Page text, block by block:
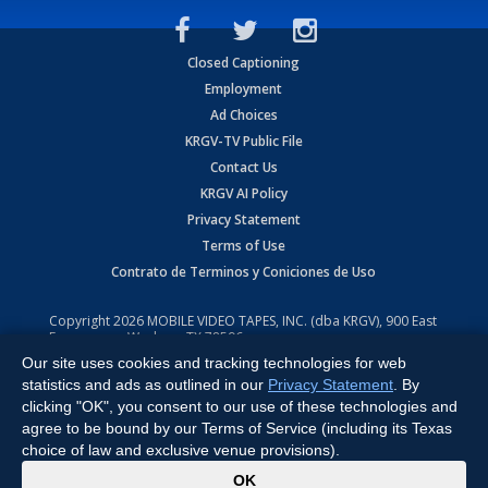
Closed Captioning
Employment
Ad Choices
KRGV-TV Public File
Contact Us
KRGV AI Policy
Privacy Statement
Terms of Use
Contrato de Terminos y Coniciones de Uso
Copyright2026 MOBILE VIDEO TAPES, INC. (dba KRGV), 900 East
Expressway, Weslaco, TX 78596.
All Rights Reserved. Powered by:Ruby Shore Software
Our site uses cookies and tracking technologies for web
statistics and ads as outlined in our Privacy Statement . By
clicking "OK", you consent to our use of these technologies and
agree to be bound by our Terms of Service (including its Texas
choice of law and exclusive venue provisions).
OK